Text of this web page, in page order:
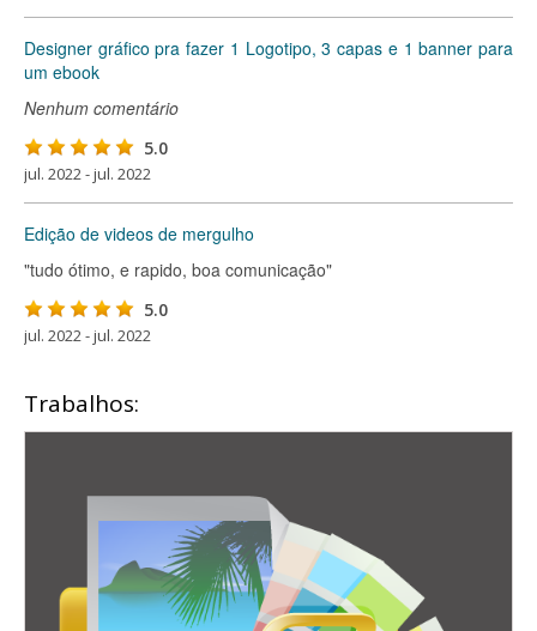
Designer gráfico pra fazer 1 Logotipo, 3 capas e 1 banner para
um ebook
Nenhum comentário
5.0
jul. 2022 - jul. 2022
Edição de videos de mergulho
"tudo ótimo, e rapido, boa comunicação"
5.0
jul. 2022 - jul. 2022
Trabalhos: